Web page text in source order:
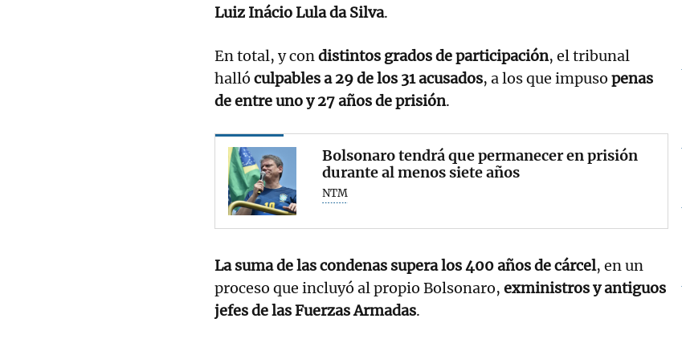
Luiz Inácio Lula da Silva.
En total, y condistintos grados de participación, el tribunal
halló culpables a 29 de los 31 acusados, a los que impuso penas
de entre uno y 27 años de prisión.
Bolsonaro tendrá que permanecer en prisión
durante al menos siete años
NTM
La suma de las condenas supera los 400 años de cárcel, en un
proceso que incluyó al propio Bolsonaro, exministros y antiguos
jefes de las Fuerzas Armadas.